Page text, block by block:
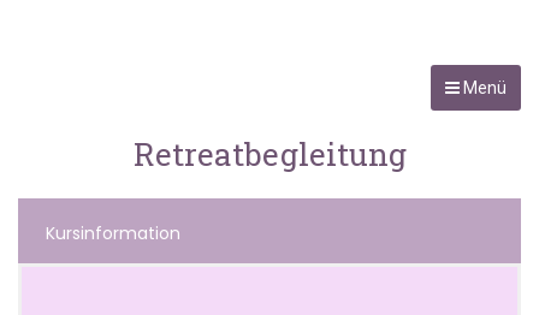
Menü
Retreatbegleitung
Kursinformation